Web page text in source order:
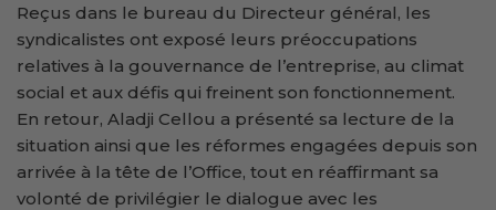
Reçus dans le bureau du Directeur général, les
syndicalistes ont exposé leurs préoccupations
relatives à la gouvernance de l’entreprise, au climat
social et aux défis qui freinent son fonctionnement.
En retour, Aladji Cellou a présenté sa lecture de la
situation ainsi que les réformes engagées depuis son
arrivée à la tête de l’Office, tout en réaffirmant sa
volonté de privilégier le dialogue avec les